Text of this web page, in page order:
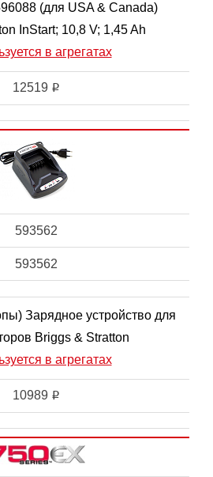
(для USA & Canada)
InStart; 10,8 V; 1,45 Ah
в агрегатах
12519 i
593562
593562
Зарядное устройство для
Briggs & Stratton
в агрегатах
10989 i